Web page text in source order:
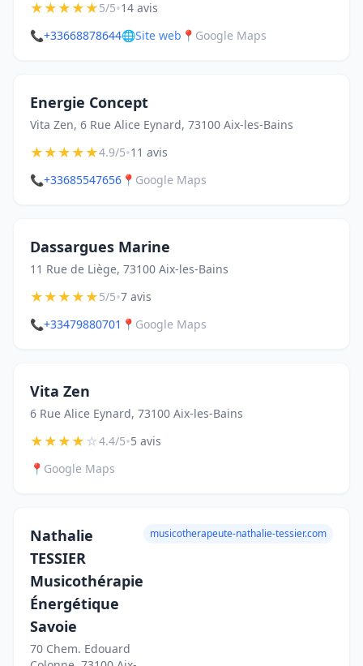
★★★★★5/5•14 avis
📞+33668878644🌐Site web 📍 Google Maps
Energie Concept
Vita Zen, 6 Rue Alice Eynard, 73100 Aix-les-Bains
★★★★★4.9/5•11 avis
📞+33685547656 📍 Google Maps
Dassargues Marine
11 Rue de Liège, 73100 Aix-les-Bains
★★★★★5/5•7 avis
📞+33479880701 📍 Google Maps
Vita Zen
6 Rue Alice Eynard, 73100 Aix-les-Bains
★★★★☆4.4/5•5 avis
📍 Google Maps
Nathalie
TESSIER
Musicothérapie
Énergétique
Savoie
70 Chem. Edouard
musicotherapeute-nathalie-tessier.com